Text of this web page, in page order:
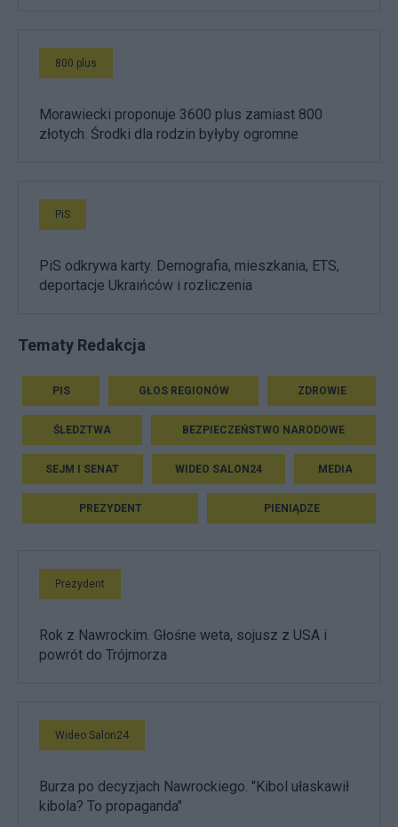
800 plus
Morawiecki proponuje 3600 plus zamiast 800
złotych. Środki dla rodzin byłyby ogromne
PiS
PiS odkrywa karty. Demografia, mieszkania, ETS,
deportacje Ukraińców i rozliczenia
Tematy Redakcja
PIS GŁOS REGIONÓW ZDROWIE
ŚLEDZTWA BEZPIECZEŃSTWO NARODOWE
SEJM I SENAT WIDEO SALON24 MEDIA
PREZYDENT PIENIĄDZE
Prezydent
Rok z Nawrockim. Głośne weta, sojusz z USA i
powrót do Trójmorza
Wideo Salon24
Burza po decyzjach Nawrockiego. "Kibol ułaskawił
kibola? To propaganda"